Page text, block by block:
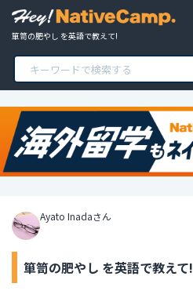
箪笥の肥やし を英語で教えて!
Ayato Inadaさん
箪笥の肥やし を英語で教えて!